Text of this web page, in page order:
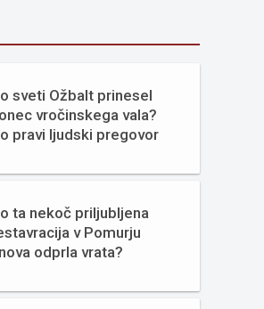
sveti Ožbalt prinesel
vročinskega vala?
pravi ljudski pregovor
ta nekoč priljubljena
v Pomurju
odprla vrata?